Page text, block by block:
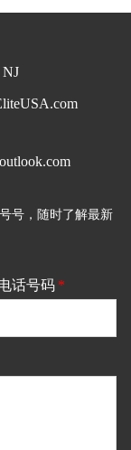
NJ
号，随时了解最新
话号码 *